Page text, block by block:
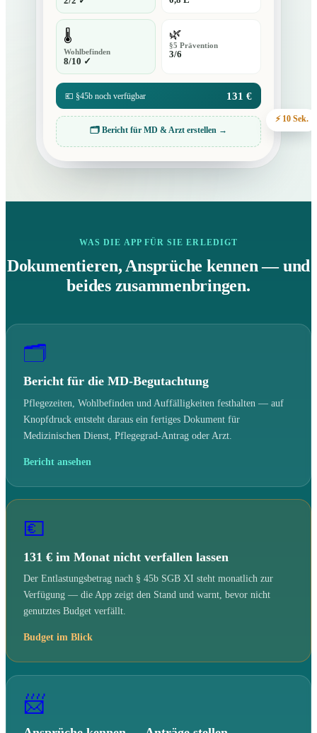
🌡️
Wohlbefinden
8/10 ✓
🌿
§5 Prävention
3/6
💶 §45b noch verfügbar 131 €
🗂 Bericht für MD & Arzt erstellen →
⚡ 10 Sek.
WAS DIE APP FÜR SIE ERLEDIGT
Dokumentieren, Ansprüche kennen — und
beides zusammenbringen.
🗂
Bericht für die MD-Begutachtung
Pflegezeiten, Wohlbefinden und Auffälligkeiten festhalten — auf
Knopfdruck entsteht daraus ein fertiges Dokument für
Medizinischen Dienst, Pflegegrad-Antrag oder Arzt.
Bericht ansehen
💶
131 € im Monat nicht verfallen lassen
Der Entlastungsbetrag nach § 45b SGB XI steht monatlich zur
Verfügung — die App zeigt den Stand und warnt, bevor nicht
genutztes Budget verfällt.
Budget im Blick
📨